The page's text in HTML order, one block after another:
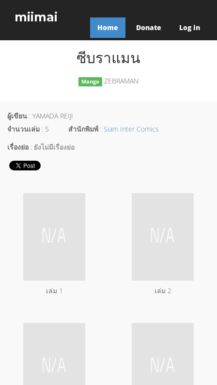
miimai
Home Donate Log in
ซีบราแมน
Manga ZEBRAMAN
ผู้เขียน : YAMADA REIJI
จำนวนเล่ม : 5 สำนักพิมพ์ : Siam Inter Comics
เรื่องย่อ : ยังไม่มีเรื่องย่อ
เล่ม 1 เล่ม 2